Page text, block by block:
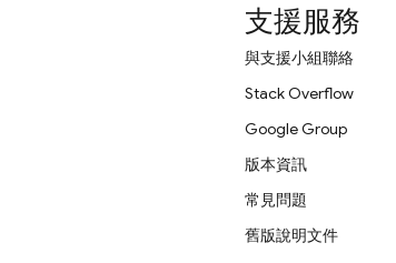
支援服務
與支援小組聯絡
Stack Overflow
Google Group
版本資訊
常見問題
舊版說明文件